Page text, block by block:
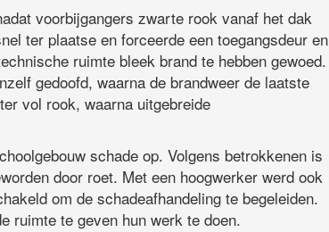
voorbijgangers zwarte rook vanaf het dak
ter plaatse en forceerde een toegangsdeur en
ruimte bleek brand te hebben gewoed.
gedoofd, waarna de brandweer de laatste
vol rook, waarna uitgebreide
schade op. Volgens betrokkenen is
door roet. Met een hoogwerker werd ook
om de schadeafhandeling te begeleiden.
ruimte te geven hun werk te doen.